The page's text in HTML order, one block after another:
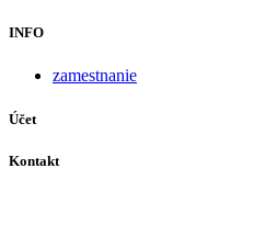
INFO
zamestnanie
Účet
Kontakt